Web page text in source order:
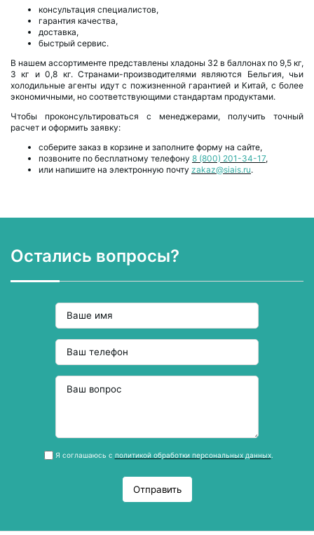
консультация специалистов,
гарантия качества,
доставка,
быстрый сервис.
В нашем ассортименте представлены хладоны 32 в баллонах по 9,5 кг,
3 кг и 0,8 кг. Странами-производителями являются Бельгия, чьи
холодильные агенты идут с пожизненной гарантией и Китай, с более
экономичными, но соответствующими стандартам продуктами.
Чтобы проконсультироваться с менеджерами, получить точный
расчет и оформить заявку:
соберите заказ в корзине и заполните форму на сайте,
позвоните по бесплатному телефону 8 (800) 201-34-17,
или напишите на электронную почту zakaz@siais.ru.
Остались вопросы?
Я соглашаюсь с политикой обработки персональных данных.
Отправить